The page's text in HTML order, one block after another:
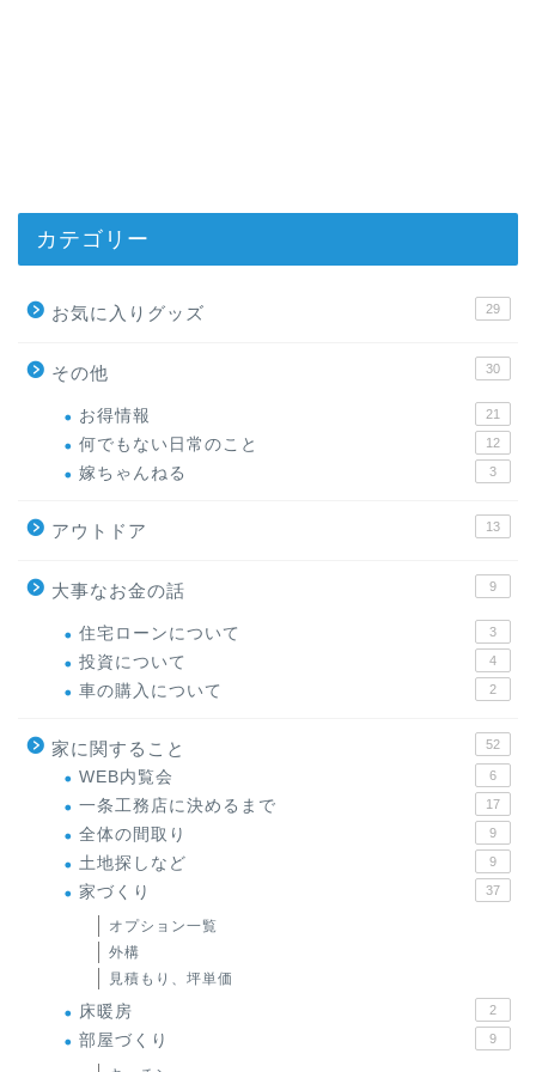
カテゴリー
お気に入りグッズ 29
その他 30
お得情報 21
何でもない日常のこと 12
嫁ちゃんねる 3
アウトドア 13
大事なお金の話 9
住宅ローンについて 3
投資について 4
車の購入について 2
家に関すること 52
WEB内覧会 6
一条工務店に決めるまで 17
全体の間取り 9
土地探しなど 9
家づくり 37
オプション一覧
外構
見積もり、坪単価
床暖房 2
部屋づくり 9